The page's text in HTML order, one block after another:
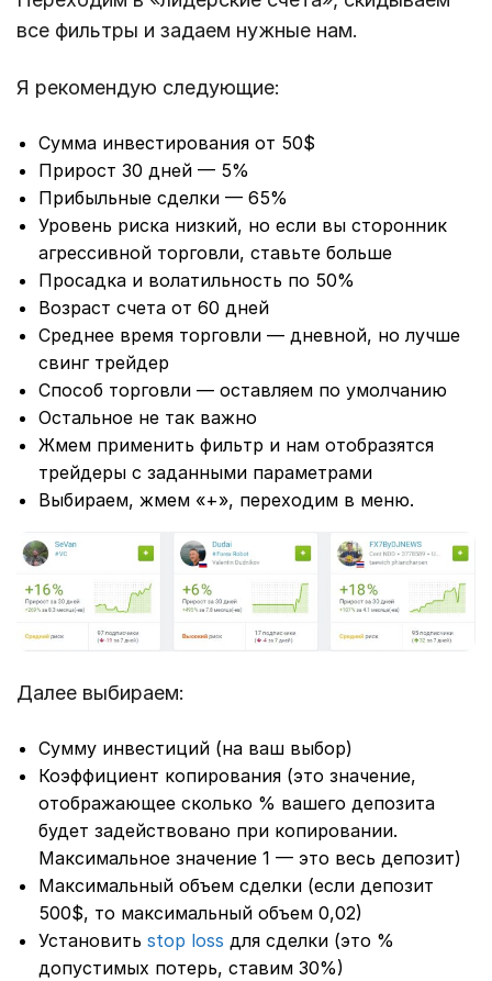
все фильтры и задаем нужные нам.
Я рекомендую следующие:
Сумма инвестирования от 50$
Прирост 30 дней — 5%
Прибыльные сделки — 65%
Уровень риска низкий, но если вы сторонник
агрессивной торговли, ставьте больше
Просадка и волатильность по 50%
Возраст счета от 60 дней
Среднее время торговли — дневной, но лучше
свинг трейдер
Способ торговли — оставляем по умолчанию
Остальное не так важно
Жмем применить фильтр и нам отобразятся
трейдеры с заданными параметрами
Выбираем, жмем «+», переходим в меню.
Далее выбираем:
Сумму инвестиций (на ваш выбор)
Коэффициент копирования (это значение,
отображающее сколько % вашего депозита
будет задействовано при копировании.
Максимальное значение 1 — это весь депозит)
Максимальный объем сделки (если депозит
500$, то максимальный объем 0,02)
Установить stop loss для сделки (это %
допустимых потерь, ставим 30%)